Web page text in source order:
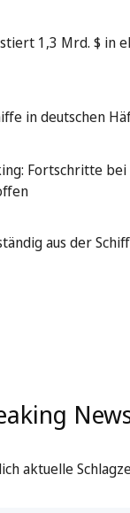
1,3 Mrd. $ in
in deutschen
Fortschritte bei
aus der
aktuelle